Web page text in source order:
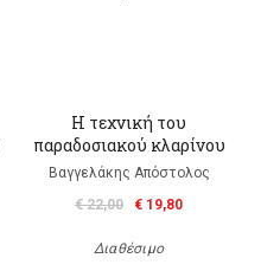
Η τεχνική του
παραδοσιακού κλαρίνου
Βαγγελάκης Απόστολος
€ 22,00
€ 19,80
Διαθέσιμο